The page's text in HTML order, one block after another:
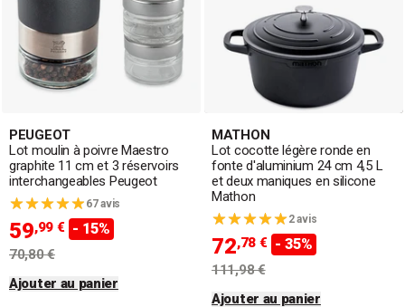
PEUGEOT
Lot moulin à poivre Maestro
graphite 11 cm et 3 réservoirs
interchangeables Peugeot
67 avis
59,99 € - 15%
70,80 €
Ajouter au panier
MATHON
Lot cocotte légère ronde en
fonte d'aluminium 24 cm 4,5 L
et deux maniques en silicone
Mathon
2 avis
72,78 € - 35%
111,98 €
Ajouter au panier